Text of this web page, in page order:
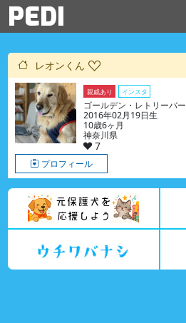
PEDI
レオンくん
親戚あり インスタ
ゴールデン・レトリーバー
2016年02月19日生
10歳6ヶ月
神奈川県
7
プロフィール